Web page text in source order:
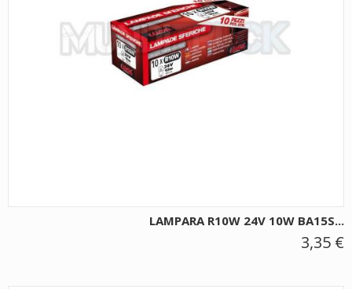
LAMPARA R10W 24V 10W BA15S...
3,35 €